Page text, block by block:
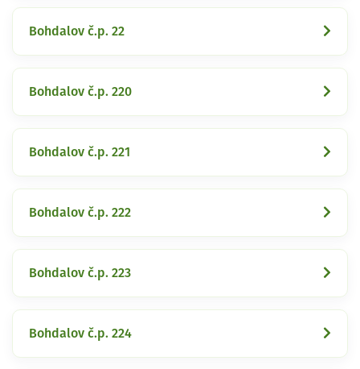
Bohdalov č.p. 22
Bohdalov č.p. 220
Bohdalov č.p. 221
Bohdalov č.p. 222
Bohdalov č.p. 223
Bohdalov č.p. 224